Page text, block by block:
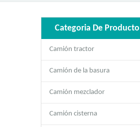
Categoria De Producto
Camión tractor
Camión de la basura
Camión mezclador
Camión cisterna